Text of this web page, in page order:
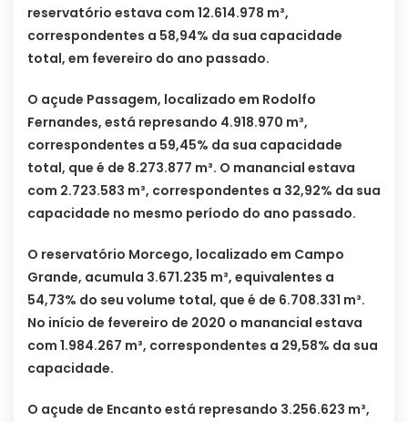
reservatório estava com 12.614.978 m³,
correspondentes a 58,94% da sua capacidade
total, em fevereiro do ano passado.
O açude Passagem, localizado em Rodolfo
Fernandes, está represando 4.918.970 m³,
correspondentes a 59,45% da sua capacidade
total, que é de 8.273.877 m³. O manancial estava
com 2.723.583 m³, correspondentes a 32,92% da sua
capacidade no mesmo período do ano passado.
O reservatório Morcego, localizado em Campo
Grande, acumula 3.671.235 m³, equivalentes a
54,73% do seu volume total, que é de 6.708.331 m³.
No início de fevereiro de 2020 o manancial estava
com 1.984.267 m³, correspondentes a 29,58% da sua
capacidade.
O açude de Encanto está represando 3.256.623 m³,